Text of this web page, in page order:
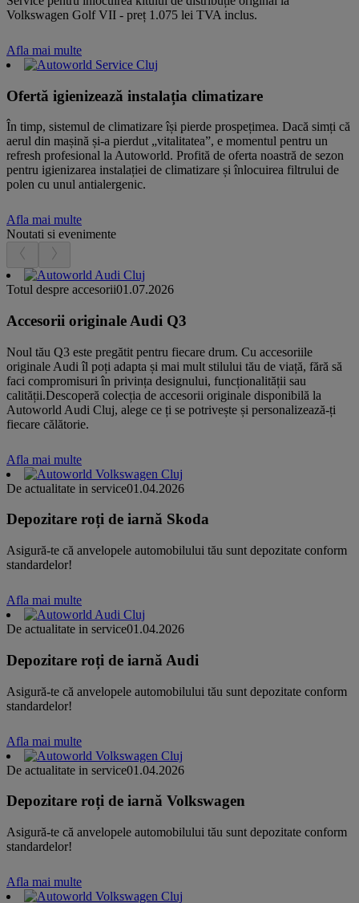
Volkswagen Golf VII - preț 1.075 lei TVA inclus.
Afla mai multe
Ofertă igienizează instalația climatizare
În timp, sistemul de climatizare își pierde prospețimea. Dacă simți că
aerul din mașină și-a pierdut „vitalitatea”, e momentul pentru un
refresh profesional la Autoworld. Profită de oferta noastră de sezon
pentru igienizarea instalației de climatizare și înlocuirea filtrului de
polen cu unul antialergenic.
Afla mai multe
Noutati si evenimente
Totul despre accesorii01.07.2026
Accesorii originale Audi Q3
Noul tău Q3 este pregătit pentru fiecare drum. Cu accesoriile
originale Audi îl poți adapta și mai mult stilului tău de viață, fără să
faci compromisuri în privința designului, funcționalității sau
calității.Descoperă colecția de accesorii originale disponibilă la
Autoworld Audi Cluj, alege ce ți se potrivește și personalizează-ți
fiecare călătorie.
Afla mai multe
De actualitate in service01.04.2026
Depozitare roți de iarnă Skoda
Asigură-te că anvelopele automobilului tău sunt depozitate conform
standardelor!
Afla mai multe
De actualitate in service01.04.2026
Depozitare roți de iarnă Audi
Asigură-te că anvelopele automobilului tău sunt depozitate conform
standardelor!
Afla mai multe
De actualitate in service01.04.2026
Depozitare roți de iarnă Volkswagen
Asigură-te că anvelopele automobilului tău sunt depozitate conform
standardelor!
Afla mai multe